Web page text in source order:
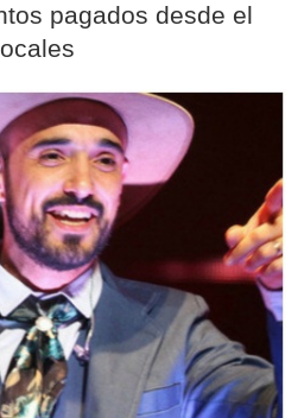
pagados desde el